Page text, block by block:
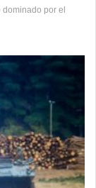
dominado por el